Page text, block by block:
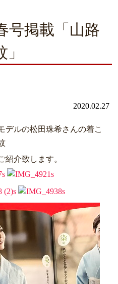
号掲載「山路
2020.02.27
デルの松田珠希さんの着こ
紹介致します。